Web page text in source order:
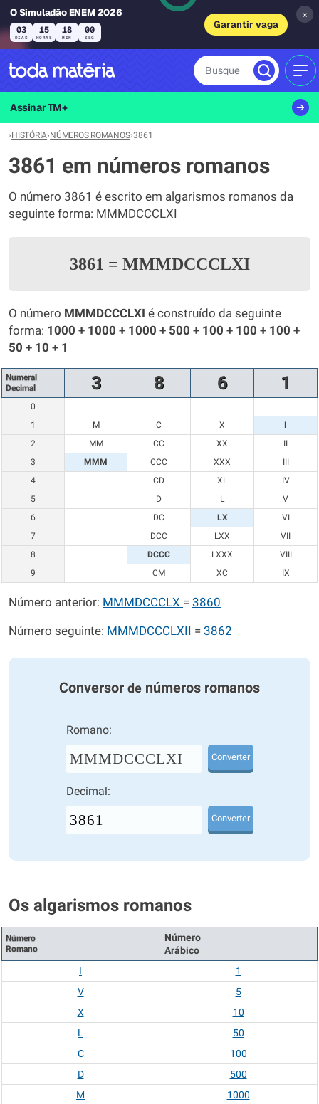
O Simuladão ENEM 2026
03
DIAS
15
HORAS
18
MIN
00
SEG
Garantir vaga
×
Busque
Assinar TM+
›HISTÓRIA›NÚMEROS ROMANOS›3861
3861 em números romanos
O número 3861 é escrito em algarismos romanos da
seguinte forma: MMMDCCCLXI
3861 = MMMDCCCLXI
O número MMMDCCCLXI é construído da seguinte
forma: 1000 + 1000 + 1000 + 500 + 100 + 100 + 100 +
50 + 10 + 1
Numeral
Decimal
3 8 6 1
0
1
M C X
I
2
MM CC XX
II
3
MMM CCC XXX
III
4
CD XL
IV
5
D L
V
6
DC LX
VI
7
DCC LXX
VII
8
DCCC LXXX
VIII
9
CM XC IX
Número anterior: MMMDCCCLX = 3860
Número seguinte: MMMDCCCLXII = 3862
Conversor de números romanos
Romano:
MMMDCCCLXI Converter
Decimal:
Converter
Os algarismos romanos
Número
Romano
Número
Arábico
I
1
V
5
X
10
L
50
C
100
D
500
M
1000